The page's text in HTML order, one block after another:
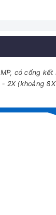
có cổng kết
2X (khoảng